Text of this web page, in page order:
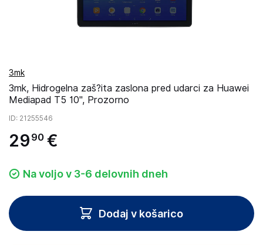
3mk
3mk, Hidrogelna zaš?ita zaslona pred udarci za Huawei
Mediapad T5 10'', Prozorno
ID: 21255546
29 90 €
Na voljo v 3-6 delovnih dneh
Dodaj v košarico